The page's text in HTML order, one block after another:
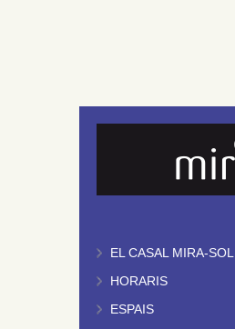
EL CASAL MIRA-SOL
HORARIS
ESPAIS